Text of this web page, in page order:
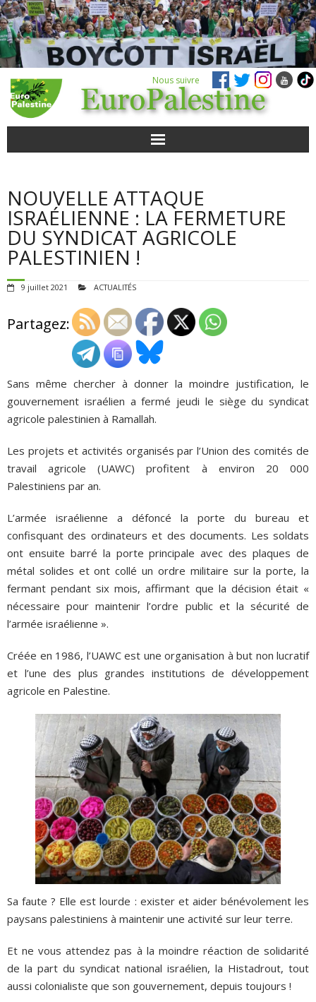
Nous suivre
POUR AGIR
AGENDA
QUI SOMMES-NOUS ?
ADHÉSIONS, DONS, CONTACT
NOUVELLE ATTAQUE
ISRAÉLIENNE : LA FERMETURE
DU SYNDICAT AGRICOLE
PALESTINIEN !
9 juillet 2021 ACTUALITÉS
Partagez:
Sans même chercher à donner la moindre justification, le
gouvernement israélien a fermé jeudi le siège du syndicat
agricole palestinien à Ramallah.
Les projets et activités organisés par l’Union des comités de
travail agricole (UAWC) profitent à environ 20 000
Palestiniens par an.
L’armée israélienne a défoncé la porte du bureau et
confisquant des ordinateurs et des documents. Les soldats
ont ensuite barré la porte principale avec des plaques de
métal solides et ont collé un ordre militaire sur la porte, la
fermant pendant six mois, affirmant que la décision était «
nécessaire pour maintenir l’ordre public et la sécurité de
l’armée israélienne ».
Créée en 1986, l’UAWC est une organisation à but non lucratif
et l’une des plus grandes institutions de développement
agricole en Palestine.
Sa faute ? Elle est lourde : exister et aider bénévolement les
paysans palestiniens à maintenir une activité sur leur terre.
Et ne vous attendez pas à la moindre réaction de solidarité
de la part du syndicat national israélien, la Histadrout, tout
aussi colonialiste que son gouvernement, depuis toujours !